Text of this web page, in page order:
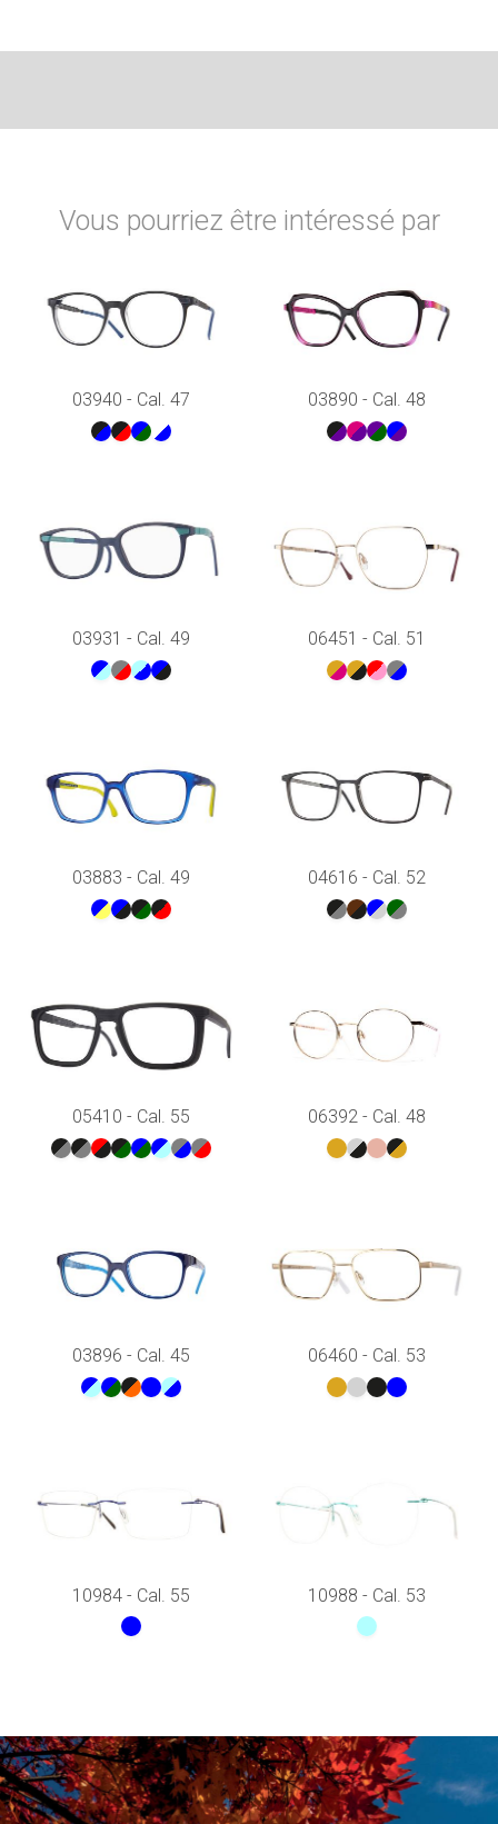
Vous pourriez être intéressé par
03940 - Cal. 47 03890 - Cal. 48
03931 - Cal. 49 06451 - Cal. 51
03883 - Cal. 49 04616 - Cal. 52
05410 - Cal. 55 06392 - Cal. 48
03896 - Cal. 45 06460 - Cal. 53
10984 - Cal. 55 10988 - Cal. 53